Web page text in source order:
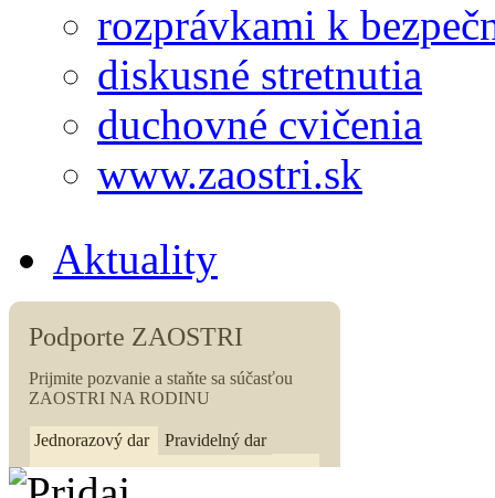
rozprávkami k
diskusné stretnutia
duchovné cvičenia
www.zaostri.sk
Aktuality